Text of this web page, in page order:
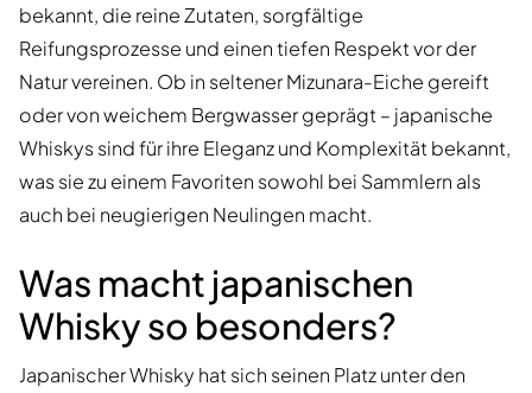
bekannt, die reine Zutaten, sorgfältige
Reifungsprozesse und einen tiefen Respekt vor der
Natur vereinen. Ob in seltener Mizunara-Eiche gereift
oder von weichem Bergwasser geprägt – japanische
Whiskys sind für ihre Eleganz und Komplexität bekannt,
was sie zu einem Favoriten sowohl bei Sammlern als
auch bei neugierigen Neulingen macht.
Was macht japanischen
Whisky so besonders?
Japanischer Whisky hat sich seinen Platz unter den